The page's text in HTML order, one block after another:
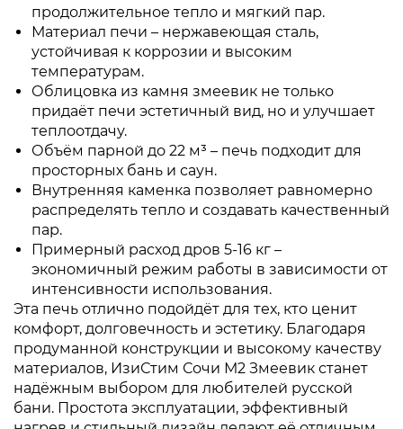
продолжительное тепло и мягкий пар.
Материал печи – нержавеющая сталь,
устойчивая к коррозии и высоким
температурам.
Облицовка из камня змеевик не только
придаёт печи эстетичный вид, но и улучшает
теплоотдачу.
Объём парной до 22 м³ – печь подходит для
просторных бань и саун.
Внутренняя каменка позволяет равномерно
распределять тепло и создавать качественный
пар.
Примерный расход дров 5-16 кг –
экономичный режим работы в зависимости от
интенсивности использования.
Эта печь отлично подойдёт для тех, кто ценит
комфорт, долговечность и эстетику. Благодаря
продуманной конструкции и высокому качеству
материалов, ИзиСтим Сочи М2 Змеевик станет
надёжным выбором для любителей русской
бани. Простота эксплуатации, эффективный